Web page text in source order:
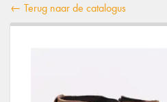
← Terug naar de catalogus